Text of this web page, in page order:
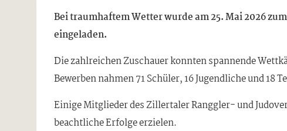
Bei traumhaftem Wetter wurde am 25. Mai 2026
eingeladen.
Die zahlreichen Zuschauer konnten spannende
Bewerben nahmen 71 Schüler, 16 Jugendliche und 18
Einige Mitglieder des Zillertaler Ranggler- und
beachtliche Erfolge erzielen.